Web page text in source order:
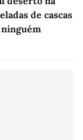
de cascas
ninguém